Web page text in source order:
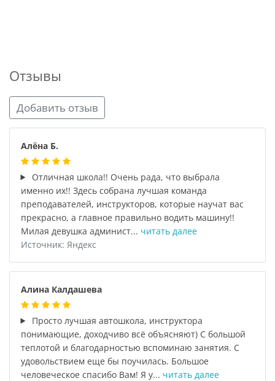
Отзывы
Добавить отзыв
Алёна Б.
Отличная школа!! Очень рада, что выбрала
именно их!! Здесь собрана лучшая команда
преподавателей, инструкторов, которые научат вас
прекрасно, а главное правильно водить машину!!
Милая девушка админист... читать далее
Источник: Яндекс
Алина Калдашева
Просто лучшая автошкола, инструктора
понимающие, доходчиво всё объясняют) С большой
теплотой и благодарностью вспоминаю занятия. С
удовольствием еще бы поучилась. Большое
человеческое спасибо Вам! Я у... читать далее